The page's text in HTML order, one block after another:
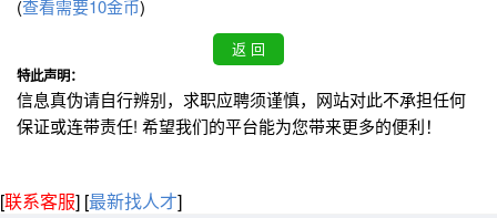
(查看需要10金币)
特此声明：
信息真伪请自行辨别，求职应聘须谨慎，网站对此不承担任何
保证或连带责任! 希望我们的平台能为您带来更多的便利！
[联系客服] [最新找人才]